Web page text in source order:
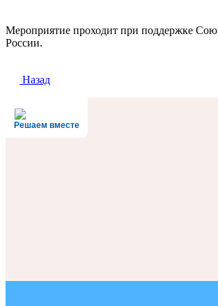
Мероприятие проходит при поддержке
России.
Назад
Решаем вместе